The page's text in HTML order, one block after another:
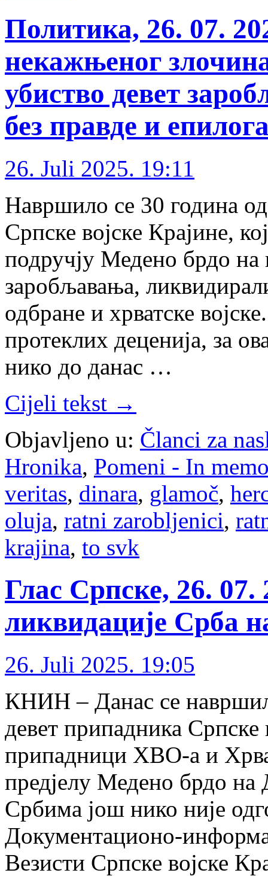
Политика, 26. 07.
некажњеног
убиство девет
без правде и
26. Juli 2025. 19:11
Навршило се 30 година
Српске војске Крајине,
подручју Медено брдо
заробљавања,
одбране и хрватске
протеклих деценија, за
нико до данас …
Cijeli tekst →
Objavljeno u: Članci za
Hronika, Pomeni - In
veritas, dinara, glamoč,
oluja, ratni zarobljenici,
krajina, to svk
Глас Српске, 26. 07.
ликвидације Срба
26. Juli 2025. 19:05
КНИН – Данас се
девет припадника Српске
припадници ХВО-а и
предјелу Медено брдо на
Србима још нико није
Документационо-
Везисти Српске војске